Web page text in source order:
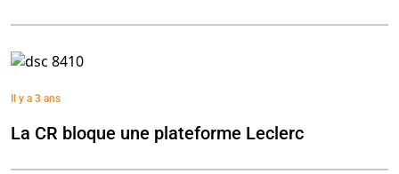
Il y a 3 ans
La CR bloque une plateforme Leclerc